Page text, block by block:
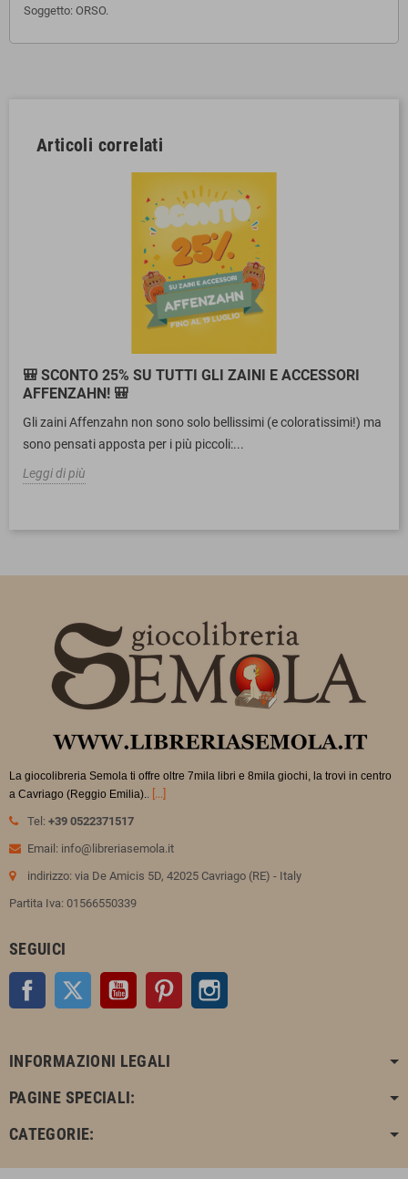
Soggetto: ORSO.
Articoli correlati
🎒 SCONTO 25% SU TUTTI GLI ZAINI E ACCESSORI
AFFENZAHN! 🎒
Gli zaini Affenzahn non sono solo bellissimi (e coloratissimi!) ma
sono pensati apposta per i più piccoli:...
Leggi di più
La giocolibreria Semola ti offre oltre 7mila libri e 8mila giochi, la trovi in centro
a Cavriago (Reggio Emilia). . [...]
Tel: +39 0522371517
Email: info@libreriasemola.it
indirizzo: via De Amicis 5D, 42025 Cavriago (RE) - Italy
Partita Iva: 01566550339
SEGUICI
Facebook Twitter YouTube Pinterest
INFORMAZIONI LEGALI
PAGINE SPECIALI:
CATEGORIE: